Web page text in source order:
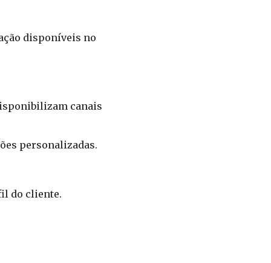
disponíveis no
canais
personalizadas.
do cliente.